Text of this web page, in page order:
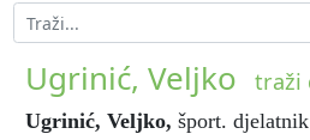
Ugrinić, Veljko traži
Ugrinić, Veljko, šport.